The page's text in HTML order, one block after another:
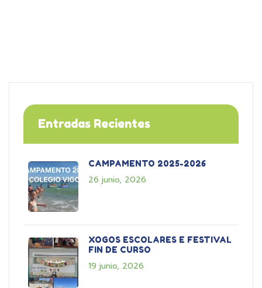
Entradas Recientes
CAMPAMENTO 2025-2026
26 junio, 2026
XOGOS ESCOLARES E FESTIVAL
FIN DE CURSO
19 junio, 2026